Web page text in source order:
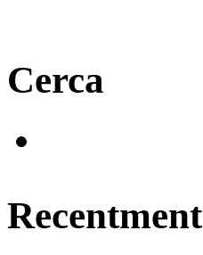
Cerca
Recentment